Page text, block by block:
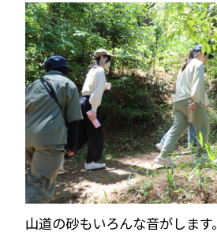
山道の砂もいろんな音がします。